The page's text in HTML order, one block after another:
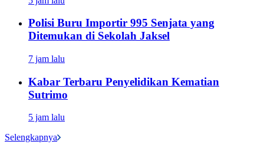
Polisi Buru Importir 995 Senjata yang
Ditemukan di Sekolah Jaksel
7 jam lalu
Kabar Terbaru Penyelidikan Kematian
Sutrimo
5 jam lalu
Selengkapnya